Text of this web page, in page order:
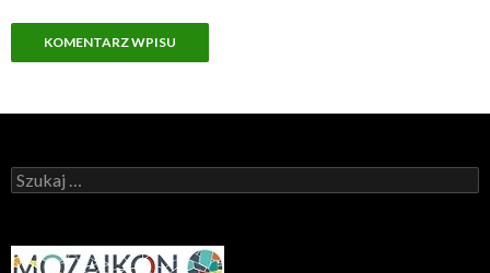
Szukaj: